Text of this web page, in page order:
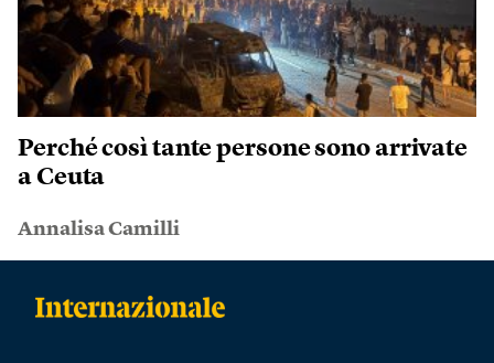
Perché così tante persone sono arrivate
a Ceuta
Annalisa Camilli